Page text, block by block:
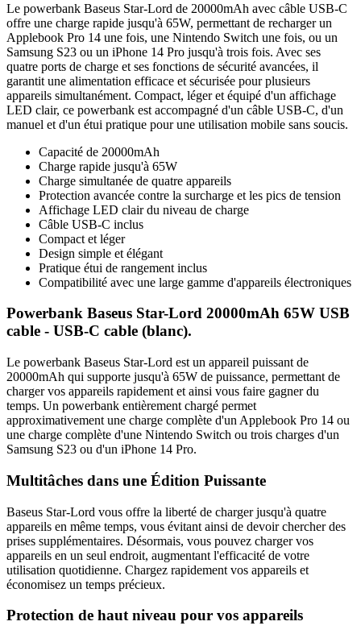
Le powerbank Baseus Star-Lord de 20000mAh avec câble USB-C
offre une charge rapide jusqu'à 65W, permettant de recharger un
Applebook Pro 14 une fois, une Nintendo Switch une fois, ou un
Samsung S23 ou un iPhone 14 Pro jusqu'à trois fois. Avec ses
quatre ports de charge et ses fonctions de sécurité avancées, il
garantit une alimentation efficace et sécurisée pour plusieurs
appareils simultanément. Compact, léger et équipé d'un affichage
LED clair, ce powerbank est accompagné d'un câble USB-C, d'un
manuel et d'un étui pratique pour une utilisation mobile sans soucis.
Capacité de 20000mAh
Charge rapide jusqu'à 65W
Charge simultanée de quatre appareils
Protection avancée contre la surcharge et les pics de tension
Affichage LED clair du niveau de charge
Câble USB-C inclus
Compact et léger
Design simple et élégant
Pratique étui de rangement inclus
Compatibilité avec une large gamme d'appareils électroniques
Powerbank Baseus Star-Lord 20000mAh 65W USB
cable - USB-C cable (blanc).
Le powerbank Baseus Star-Lord est un appareil puissant de
20000mAh qui supporte jusqu'à 65W de puissance, permettant de
charger vos appareils rapidement et ainsi vous faire gagner du
temps. Un powerbank entièrement chargé permet
approximativement une charge complète d'un Applebook Pro 14 ou
une charge complète d'une Nintendo Switch ou trois charges d'un
Samsung S23 ou d'un iPhone 14 Pro.
Multitâches dans une Édition Puissante
Baseus Star-Lord vous offre la liberté de charger jusqu'à quatre
appareils en même temps, vous évitant ainsi de devoir chercher des
prises supplémentaires. Désormais, vous pouvez charger vos
appareils en un seul endroit, augmentant l'efficacité de votre
utilisation quotidienne. Chargez rapidement vos appareils et
économisez un temps précieux.
Protection de haut niveau pour vos appareils